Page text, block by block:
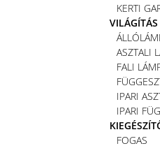
KERTI
VILÁGÍTÁS
ASZTALI
FALI
IPARI
IPARI
FOGAS